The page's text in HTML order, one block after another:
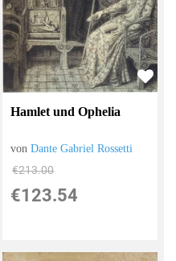
Hamlet und Ophelia
vonDante Gabriel Rossetti
€213.00
€123.54